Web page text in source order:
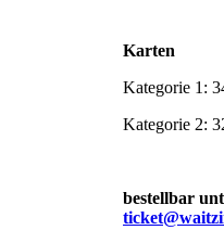
Karten
Kategorie 1:
Kategorie 2:
bestellbar